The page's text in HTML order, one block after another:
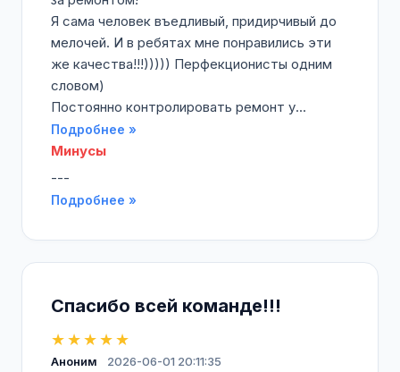
Я сама человек въедливый, придирчивый до
мелочей. И в ребятах мне понравились эти
же качества!!!))))) Перфекционисты одним
словом)
Постоянно контролировать ремонт у...
Подробнее »
Минусы
---
Подробнее »
Спасибо всей команде!!!
★★★★★
Аноним 2026-06-01 20:11:35